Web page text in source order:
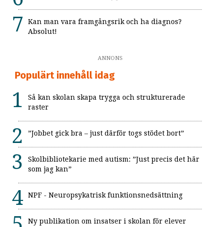
Kan man vara framgångsrik och ha diagnos?
Absolut!
ANNONS
Populärt innehåll idag
Så kan skolan skapa trygga och strukturerade
raster
”Jobbet gick bra – just därför togs stödet bort”
Skolbibliotekarie med autism: ”Just precis det här
som jag kan”
NPF - Neuropsykatrisk funktionsnedsättning
Ny publikation om insatser i skolan för elever